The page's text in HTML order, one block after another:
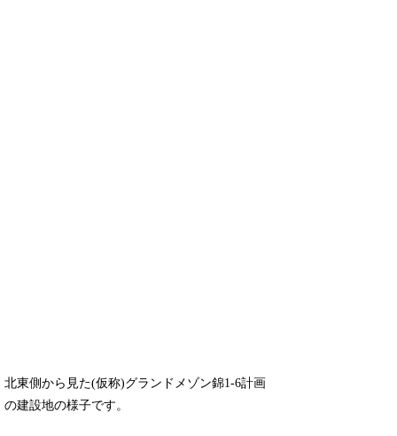
北東側から見た(仮称)グランドメゾン錦1-6計画
の建設地の様子です。